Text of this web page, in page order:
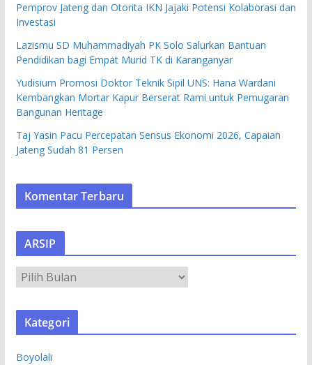
Pemprov Jateng dan Otorita IKN Jajaki Potensi Kolaborasi dan
Investasi
Lazismu SD Muhammadiyah PK Solo Salurkan Bantuan
Pendidikan bagi Empat Murid TK di Karanganyar
Yudisium Promosi Doktor Teknik Sipil UNS: Hana Wardani
Kembangkan Mortar Kapur Berserat Rami untuk Pemugaran
Bangunan Heritage
Taj Yasin Pacu Percepatan Sensus Ekonomi 2026, Capaian
Jateng Sudah 81 Persen
Komentar Terbaru
ARSIP
S
Kategori
Boyolali